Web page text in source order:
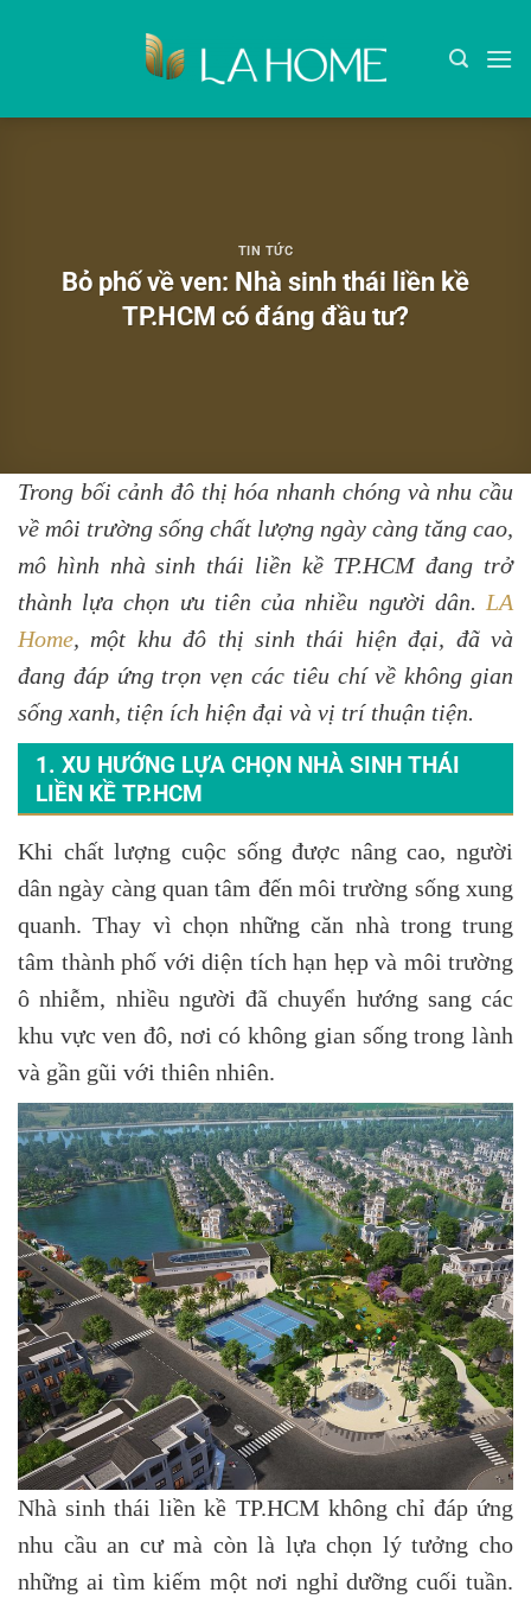
TIN TỨC
Bỏ phố về ven: Nhà sinh thái liền kề
TP.HCM có đáng đầu tư?
Trong bối cảnh đô thị hóa nhanh chóng và nhu cầu
về môi trường sống chất lượng ngày càng tăng cao,
mô hình nhà sinh thái liền kề TP.HCM đang trở
thành lựa chọn ưu tiên của nhiều người dân. LA
Home, một khu đô thị sinh thái hiện đại, đã và
đang đáp ứng trọn vẹn các tiêu chí về không gian
sống xanh, tiện ích hiện đại và vị trí thuận tiện.
1. XU HƯỚNG LỰA CHỌN NHÀ SINH THÁI
LIỀN KỀ TP.HCM
Khi chất lượng cuộc sống được nâng cao, người
dân ngày càng quan tâm đến môi trường sống xung
quanh. Thay vì chọn những căn nhà trong trung
tâm thành phố với diện tích hạn hẹp và môi trường
ô nhiễm, nhiều người đã chuyển hướng sang các
khu vực ven đô, nơi có không gian sống trong lành
và gần gũi với thiên nhiên.
Nhà sinh thái liền kề TP.HCM không chỉ đáp ứng
nhu cầu an cư mà còn là lựa chọn lý tưởng cho
những ai tìm kiếm một nơi nghỉ dưỡng cuối tuần.